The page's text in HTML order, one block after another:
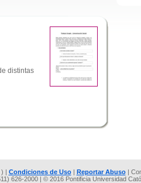
distintas
| Condiciones de Uso| Reportar Abuso|
626-2000 | © 2016 Pontificia Universidad